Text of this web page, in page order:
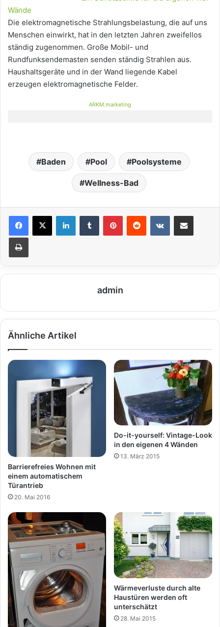
Wände
Die elektromagnetische Strahlungsbelastung, die auf uns
Menschen einwirkt, hat in den letzten Jahren zweifellos
ständig zugenommen. Große Mobil- und
Rundfunksendemasten senden ständig Strahlen aus.
Haushaltsgeräte und in der Wand liegende Kabel
erzeugen elektromagnetische Felder.
ARKM.marketing
Baden Pool Poolsysteme
Wellness-Bad
admin
Ähnliche Artikel
Barrierefreies Wohnen mit
einem automatischem
Türantrieb
20. Mai 2016
Do-it-yourself: Vintage-Look
in den eigenen 4 Wänden
13. März 2015
Wärmeverluste durch alte
Haustüren werden oft
unterschätzt
28. Mai 2015